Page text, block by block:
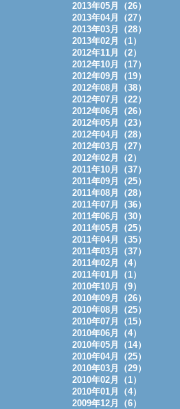
2013年05月（26）
2013年04月（27）
2013年03月（28）
2013年02月（1）
2012年11月（2）
2012年10月（17）
2012年09月（19）
2012年08月（38）
2012年07月（22）
2012年06月（26）
2012年05月（23）
2012年04月（28）
2012年03月（27）
2012年02月（2）
2011年10月（37）
2011年09月（25）
2011年08月（28）
2011年07月（36）
2011年06月（30）
2011年05月（25）
2011年04月（35）
2011年03月（37）
2011年02月（4）
2011年01月（1）
2010年10月（9）
2010年09月（26）
2010年08月（25）
2010年07月（15）
2010年06月（4）
2010年05月（14）
2010年04月（25）
2010年03月（29）
2010年02月（1）
2010年01月（4）
2009年12月（6）